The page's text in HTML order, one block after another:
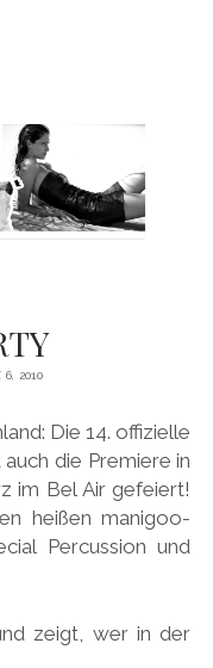
2010
Die 14. offizielle
die Premiere in
im Bel Air gefeiert!
heißen manigoo-
Percussion und
zeigt, wer in der